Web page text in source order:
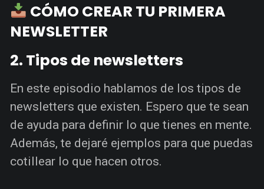
CÓMO CREAR TU PRIMERA
NEWSLETTER
2. Tipos de newsletters
En este episodio hablamos de los tipos de
newsletters que existen. Espero que te sean
de ayuda para definir lo que tienes en mente.
Además, te dejaré ejemplos para que puedas
cotillear lo que hacen otros.